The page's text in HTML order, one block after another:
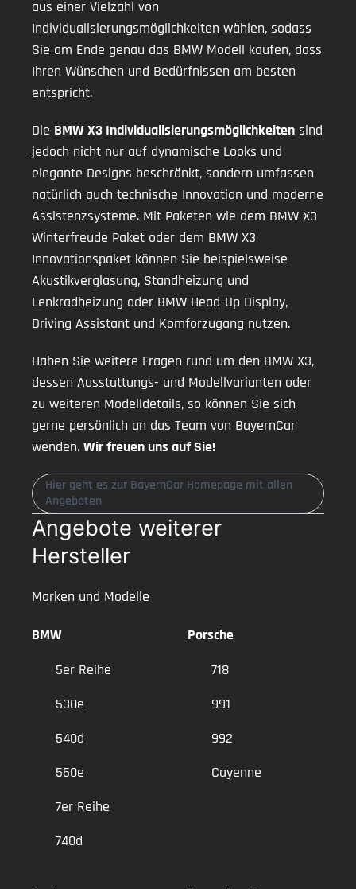
aus einer Vielzahl von
Individualisierungsmöglichkeiten wählen, sodass
Sie am Ende genau das BMW Modell kaufen, dass
Ihren Wünschen und Bedürfnissen am besten
entspricht.
Die BMW X3 Individualisierungsmöglichkeiten sind
jedoch nicht nur auf dynamische Looks und
elegante Designs beschränkt, sondern umfassen
natürlich auch technische Innovation und moderne
Assistenzsysteme. Mit Paketen wie dem BMW X3
Winterfreude Paket oder dem BMW X3
Innovationspaket können Sie beispielsweise
Akustikverglasung, Standheizung und
Lenkradheizung oder BMW Head-Up Display,
Driving Assistant und Komforzugang nutzen.
Haben Sie weitere Fragen rund um den BMW X3,
dessen Ausstattungs- und Modellvarianten oder
zu weiteren Modelldetails, so können Sie sich
gerne persönlich an das Team von BayernCar
wenden. Wir freuen uns auf Sie!
Hier geht es zur BayernCar Homepage mit allen
Angeboten
Angebote weiterer
Hersteller
Marken und Modelle
BMW
5er Reihe
530e
540d
550e
7er Reihe
740d
Porsche
718
991
992
Cayenne